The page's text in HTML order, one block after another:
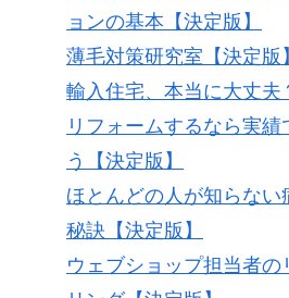
ョンの基本【決定版】
薄毛対策研究室【決定版】
輸入住宅、本当に大丈夫
リフォームするなら実
う【決定版】
ほとんどの人が知らない
秘訣【決定版】
ウェブショップ担当者の